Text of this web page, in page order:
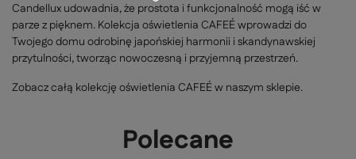
Candellux udowadnia, że prostota i funkcjonalność mogą iść w
parze z pięknem. Kolekcja oświetlenia CAFEÉwprowadzi do
Twojego domu odrobinę japońskiej harmonii i skandynawskiej
przytulności, tworząc nowoczesną i przyjemną przestrzeń.
Zobacz całą kolekcję oświetlenia CAFEÉw naszym sklepie.
Polecane